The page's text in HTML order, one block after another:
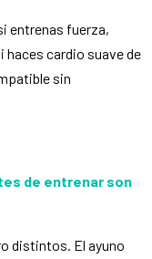
entrenas fuerza,
haces cardio suave de
sin
de entrenar son
distintos. El ayuno